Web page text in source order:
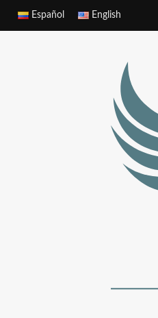
Español English